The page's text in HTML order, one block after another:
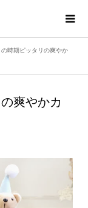
時期ピッタリの爽やか
爽やかカ